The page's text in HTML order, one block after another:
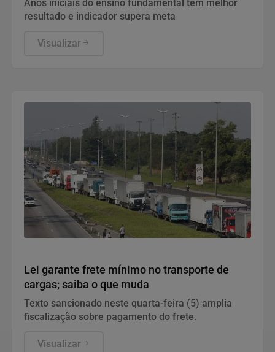
Anos iniciais do ensino fundamental têm melhor
resultado e indicador supera meta
Visualizar
Lei garante frete mínimo no transporte de
cargas; saiba o que muda
Texto sancionado neste quarta-feira (5) amplia
fiscalização sobre pagamento do frete.
Visualizar